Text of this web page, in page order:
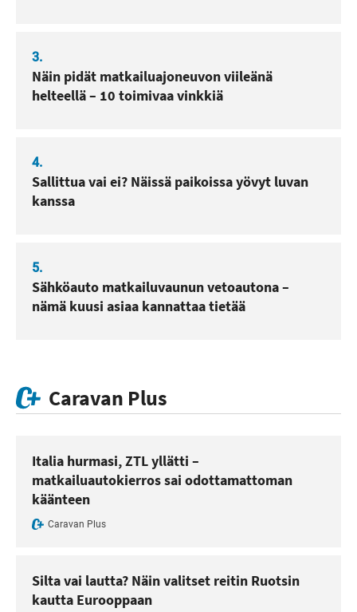
3.
Näin pidät matkailuajoneuvon viileänä
helteellä – 10 toimivaa vinkkiä
4.
Sallittua vai ei? Näissä paikoissa yövyt luvan
kanssa
5.
Sähköauto matkailuvaunun vetoautona –
nämä kuusi asiaa kannattaa tietää
Caravan Plus
Italia hurmasi, ZTL yllätti –
matkailuautokierros sai odottamattoman
käänteen
Caravan Plus
Silta vai lautta? Näin valitset reitin Ruotsin
kautta Eurooppaan